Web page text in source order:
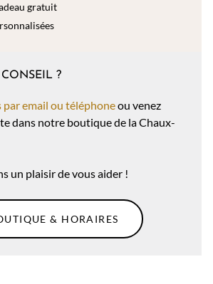
gratuit
?
email ou téléphoneou venez
dans notre boutique de la Chaux-
un plaisir de vous aider !
& HORAIRES